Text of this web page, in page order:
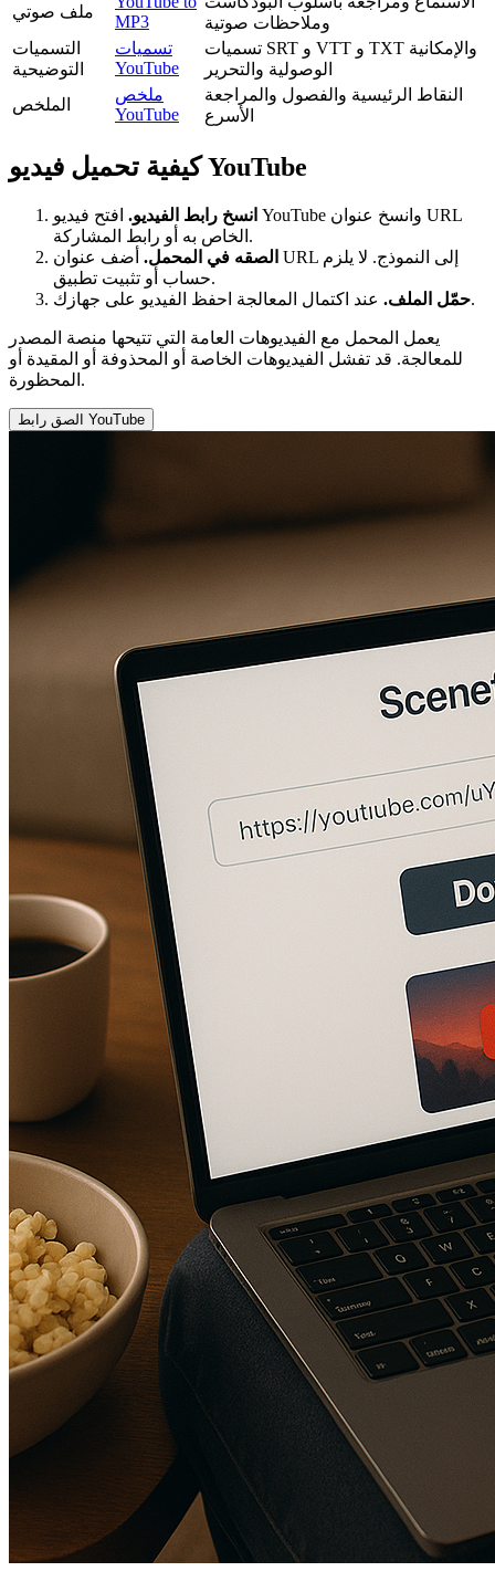
ملف صوتي
MP3
وملاحظات صوتية
التسميات
التوضيحية
تسميات
YouTube
تسميات SRT و VTT و TXT والإمكانية
الوصولية والتحرير
الملخص
ملخص
YouTube
النقاط الرئيسية والفصول والمراجعة
الأسرع
كيفية تحميل فيديو YouTube
انسخ رابط الفيديو. افتح فيديو YouTube وانسخ عنوان URL
الخاص به أو رابط المشاركة.
الصقه في المحمل. أضف عنوان URL إلى النموذج. لا يلزم
حساب أو تثبيت تطبيق.
حمّل الملف.عند اكتمال المعالجة احفظ الفيديو على جهازك.
يعمل المحمل مع الفيديوهات العامة التي تتيحها منصة المصدر
للمعالجة. قد تفشل الفيديوهات الخاصة أو المحذوفة أو المقيدة أو
المحظورة.
الصق رابط YouTube